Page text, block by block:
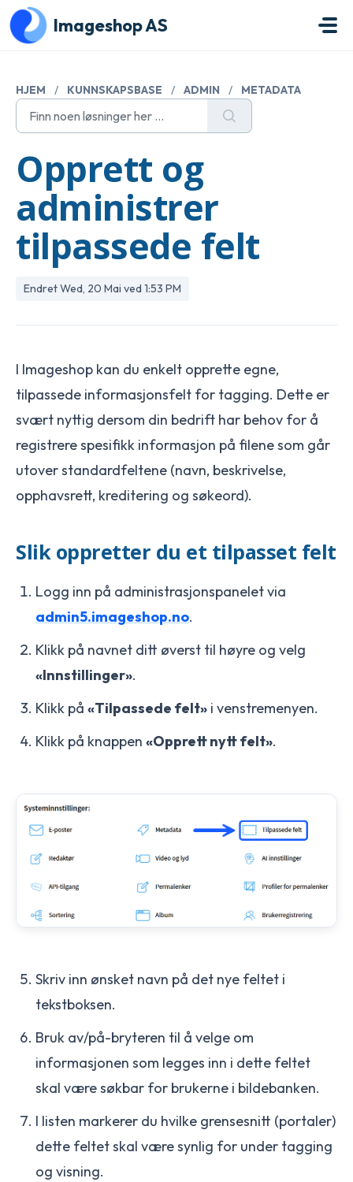
Gå til hovedinnhold
Imageshop AS
HJEM / KUNNSKAPSBASE / ADMIN / METADATA
Opprett og
administrer
tilpassede felt
Endret Wed, 20 Mai ved 1:53 PM
I Imageshop kan du enkelt opprette egne,
tilpassede informasjonsfelt for tagging. Dette er
svært nyttig dersom din bedrift har behov for å
registrere spesifikk informasjon på filene som går
utover standardfeltene (navn, beskrivelse,
opphavsrett, kreditering og søkeord).
Slik oppretter du et tilpasset felt
Logg inn på administrasjonspanelet via
admin5.imageshop.no.
Klikk på navnet ditt øverst til høyre og velg
«Innstillinger».
Klikk på «Tilpassede felt» i venstremenyen.
Klikk på knappen «Opprett nytt felt».
Skriv inn ønsket navn på det nye feltet i
tekstboksen.
Bruk av/på-bryteren til å velge om
informasjonen som legges inn i dette feltet
skal være søkbar for brukerne i bildebanken.
I listen markerer du hvilke grensesnitt (portaler)
dette feltet skal være synlig for under tagging
og visning.